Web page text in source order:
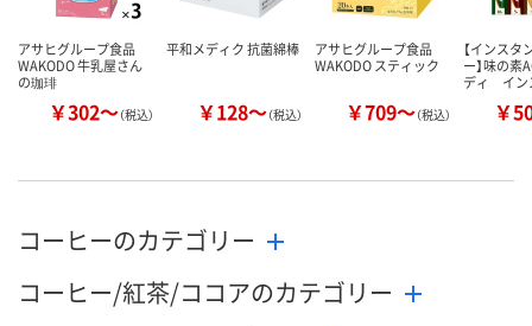
アサヒグループ食品
WAKODO 牛乳屋さん
の珈琲
￥302～（税込）
平和メディク 抗菌綿棒
￥128～（税込）
アサヒグループ食品
WAKODO スティック
￥709～（税込）
【インスタ
ー】味の
ディ イン
￥
コーヒーのカテゴリー
コーヒー/紅茶/ココアのカテゴリー